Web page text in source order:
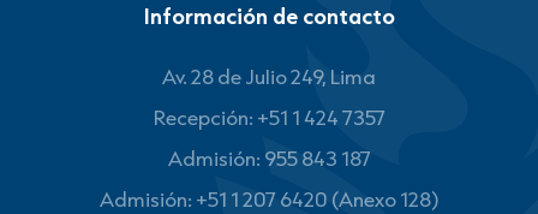
Información de contacto
Av. 28 de Julio 249, Lima
Recepción: +51 1 424 7357
Admisión: 955 843 187
Admisión: +51 1 207 6420 (Anexo 128)